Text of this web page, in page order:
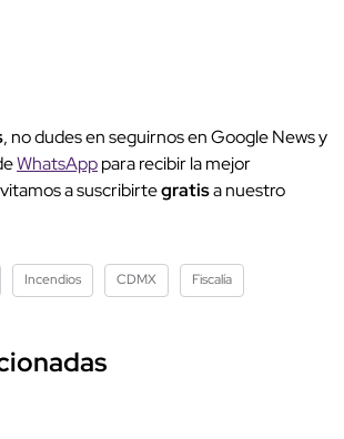
, no dudes en seguirnos en Google News y
WhatsApppara recibir la mejor
a suscribirtegratisa nuestro
Incendios CDMX Fiscalía